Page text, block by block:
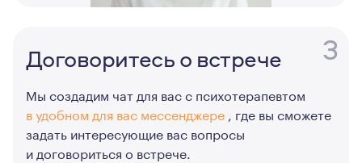
3
Договоритесь о встрече
Мы создадим чат для вас с психотерапевтом
в удобном для вас мессенджере , где вы сможете
задать интересующие вас вопросы
и договориться о встрече.